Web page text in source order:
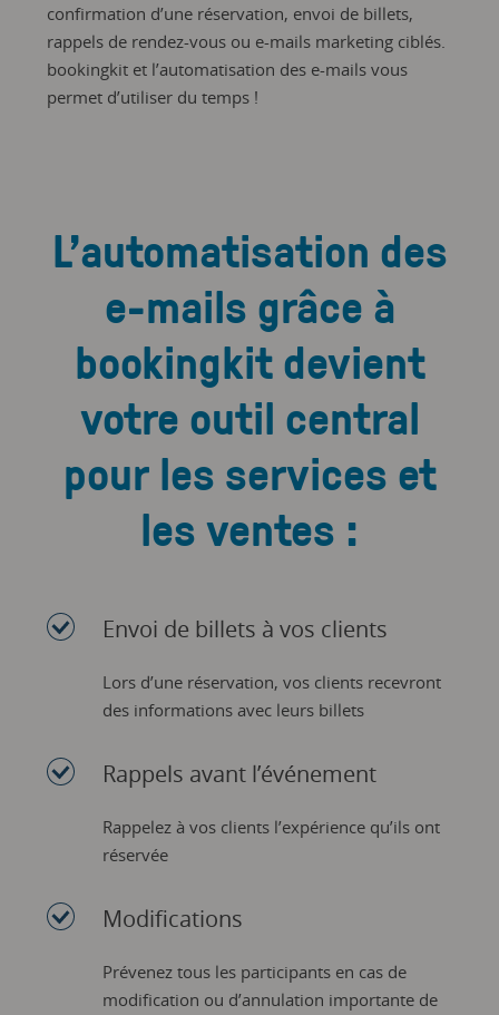
confirmation d’une réservation, envoi de billets,
rappels de rendez-vous ou e-mails marketing ciblés.
bookingkit et l’automatisation des e-mails vous
permet d’utiliser du temps !
L’automatisation des
e-mails grâce à
bookingkit devient
votre outil central
pour les services et
les ventes :
Envoi de billets à vos clients
Lors d’une réservation, vos clients recevront
des informations avec leurs billets
Rappels avant l’événement
Rappelez à vos clients l’expérience qu’ils ont
réservée
Modifications
Prévenez tous les participants en cas de
modification ou d’annulation importante de